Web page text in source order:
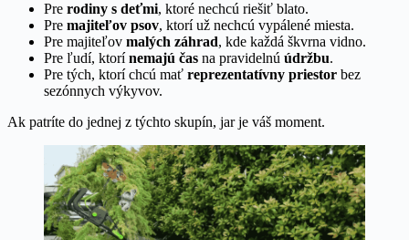
Pre rodiny s deťmi, ktoré nechcú riešiť blato.
Pre majiteľov psov, ktorí už nechcú vypálené miesta.
Pre majiteľov malých záhrad, kde každá škvrna vidno.
Pre ľudí, ktorí nemajú čas na pravidelnú údržbu.
Pre tých, ktorí chcú mať reprezentatívny priestor bez
sezónnych výkyvov.
Ak patríte do jednej z týchto skupín, jar je váš moment.